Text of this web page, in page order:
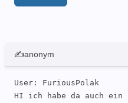
✍anonym
User: FuriousPolak
HI ich habe da auch ein